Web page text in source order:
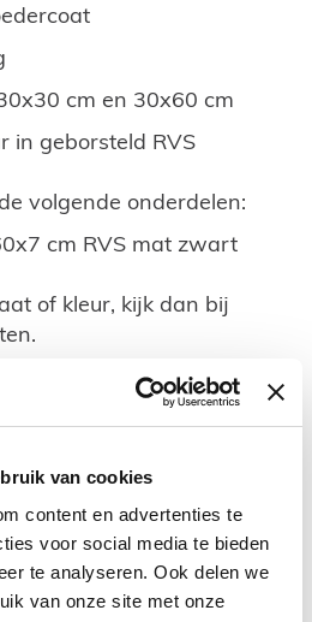
van cookies
content en advertenties te
voor social media te bieden
te analyseren. Ook delen we
van onze site met onze
cm en 30x60 cm
in geborsteld RVS
volgende onderdelen:
cm RVS mat zwart
of kleur, kijk dan bij
door een douchegoot,
en/of andere
hieronder bij
de technische tekening